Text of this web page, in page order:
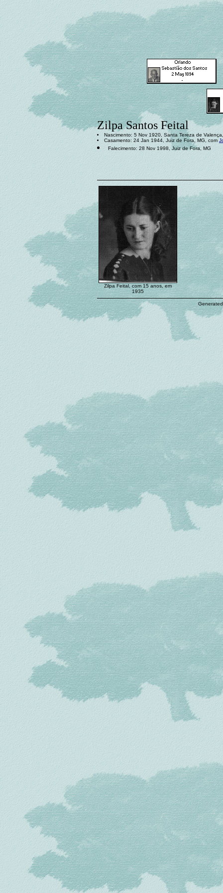
Zilpa Santos Feital
Nascimento: 5 Nov 1920, Santa Tereza de
Casamento: 24 Jan 1944, Juiz de Fora, MG, com
Falecimento: 28 Nov 1998, Juiz de Fora, MG
Zilpa Feital, com 15 anos, em
1935